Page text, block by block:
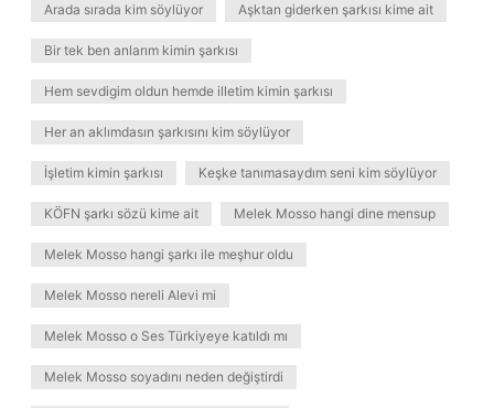
Arada sırada kim söylüyor Aşktan giderken şarkısı kime ait
Bir tek ben anlarım kimin şarkısı
Hem sevdigim oldun hemde illetim kimin şarkısı
Her an aklımdasın şarkısını kim söylüyor
İşletim kimin şarkısı Keşke tanımasaydım seni kim söylüyor
KÖFN şarkı sözü kime ait Melek Mosso hangi dine mensup
Melek Mosso hangi şarkı ile meşhur oldu
Melek Mosso nereli Alevi mi
Melek Mosso o Ses Türkiyeye katıldı mı
Melek Mosso soyadını neden değiştirdi